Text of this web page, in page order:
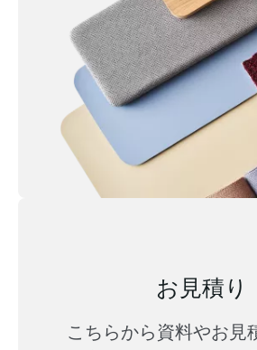
お見積り
こちらから資料やお見